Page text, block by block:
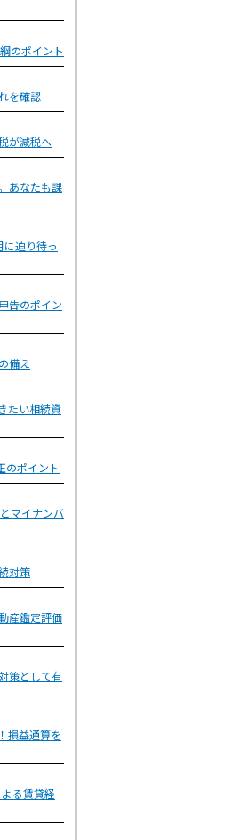
のポイント
を確認
が減税へ
あなたも課
迫り待っ
告のポイン
備え
たい相続資
のポイント
マイナンバ
対策
産鑑定評価
策として有
損益通算を
る賃貸経